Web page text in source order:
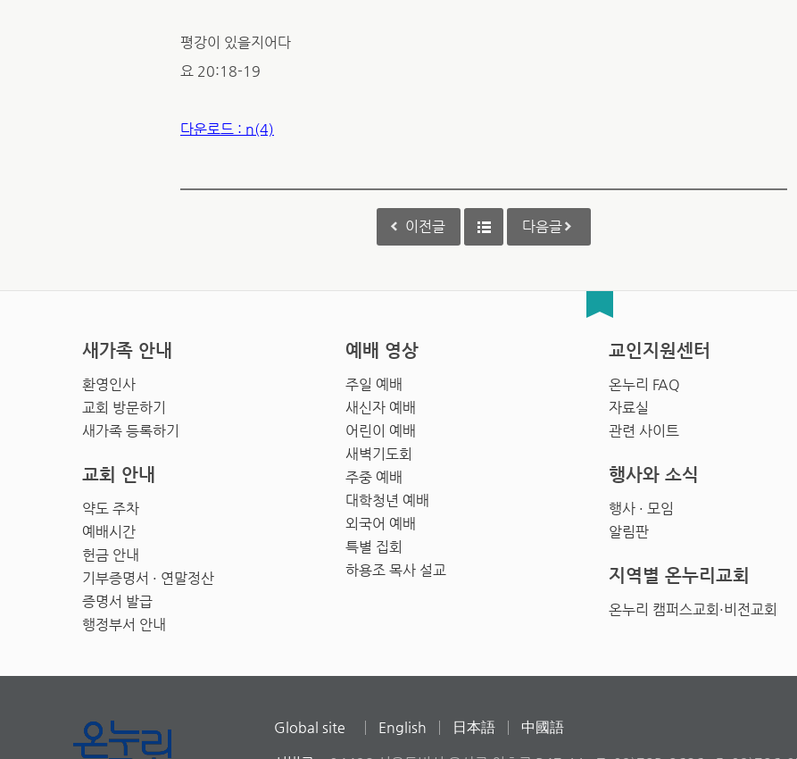
평강이 있을지어다
요 20:18-19
다운로드 : n(4)
이전글 다음글
새가족 안내
환영인사
교회 방문하기
새가족 등록하기
예배 영상
주일 예배
새신자 예배
어린이 예배
새벽기도회
주중 예배
대학청년 예배
외국어 예배
특별 집회
하용조 목사 설교
교인지원센터
온누리 FAQ
자료실
관련 사이트
교회 안내
약도 주차
예배시간
헌금 안내
기부증명서 · 연말정산
증명서 발급
행정부서 안내
행사와 소식
행사 · 모임
알림판
지역별 온누리교회
온누리 캠퍼스교회·비전교회
Global site English 日本語 中國語